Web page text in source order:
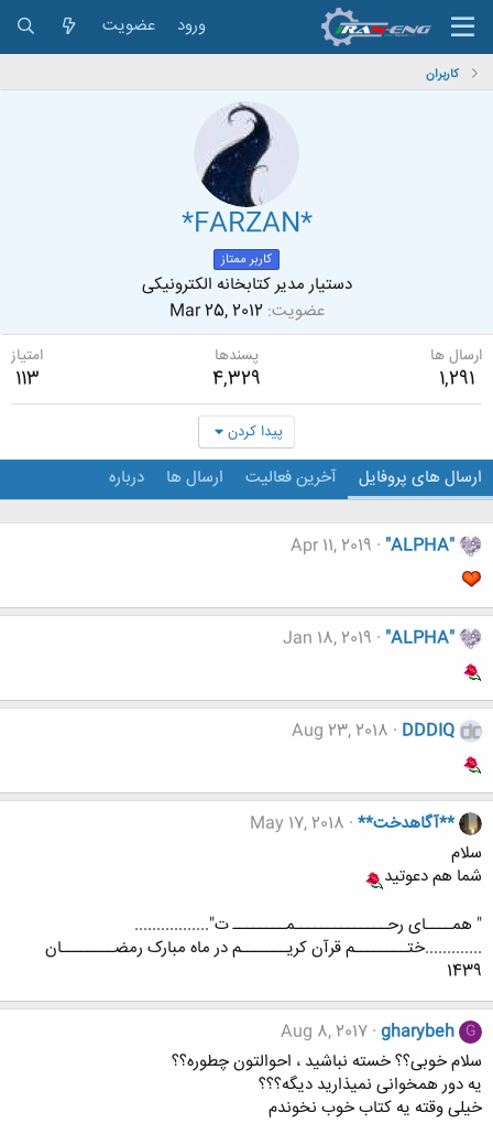
ورود عضویت
کاربران
*FARZAN*
کاربر ممتاز
دستیار مدیر کتابخانه الکترونیکی
عضویت Mar 25, 2012
ارسال ها
1,291
پسندها
4,329
امتیاز
113
پیدا کردن
ارسال های پروفایل آخرین فعالیت ارسال ها درباره
"ALPHA"
Apr 11, 2019
"ALPHA"
Jan 18, 2019
DDDIQ
Aug 23, 2018
**آگاهدخت** May 17, 2018
سلام
شما هم دعوتید
" همــــای رحــــــــــــــمــــــــ ت".................
.............ختــــــــم قرآن کریـــــــم در ماه مبارک رمضــــــــان
1439
G
gharybeh
Aug 8, 2017
سلام خوبی؟؟ خسته نباشید ، احوالتون چطوره؟؟
یه دور همخوانی نمیذارید دیگه؟؟؟
خیلی وقته یه کتاب خوب نخوندم